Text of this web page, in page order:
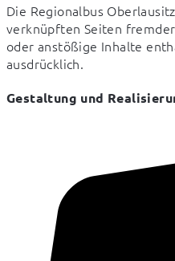
Die Regionalbus
verknüpften Seiten
oder anstößige Inhalte
ausdrücklich.
Gestaltung und